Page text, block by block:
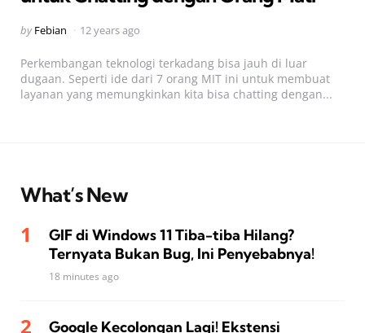
Posted
by Febian 12 years ago
Perkembangan teknologi terkadang bisa jauh di luar
dugaan. Seperti ide dari 7 orang MIT ini untuk membuat
layanan yang memungkinkan kita bisa chatting dengan...
What’s New
GIF di Windows 11 Tiba-tiba Hilang?
Ternyata Bukan Bug, Ini Penyebabnya!
18 minutes ago
Google Kecolongan Lagi! Ekstensi